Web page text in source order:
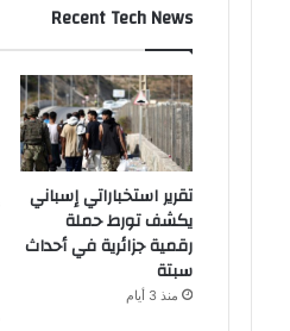
Recent Tech News
تقرير استخباراتي إسباني
يكشف تورط حملة
رقمية جزائرية في أحداث
سبتة
منذ 3 أيام